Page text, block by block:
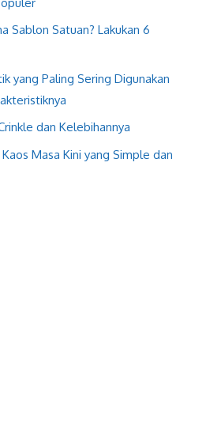
Sablon Satuan? Lakukan 6
yang Paling Sering Digunakan
dan Kelebihannya
Masa Kini yang Simple dan